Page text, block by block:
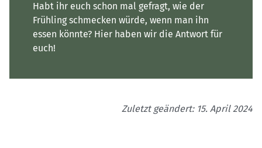
Habt ihr euch schon mal gefragt, wie der
Frühling schmecken würde, wenn man ihn
essen könnte? Hier haben wir die Antwort für
euch!
Zuletzt geändert: 15. April 2024